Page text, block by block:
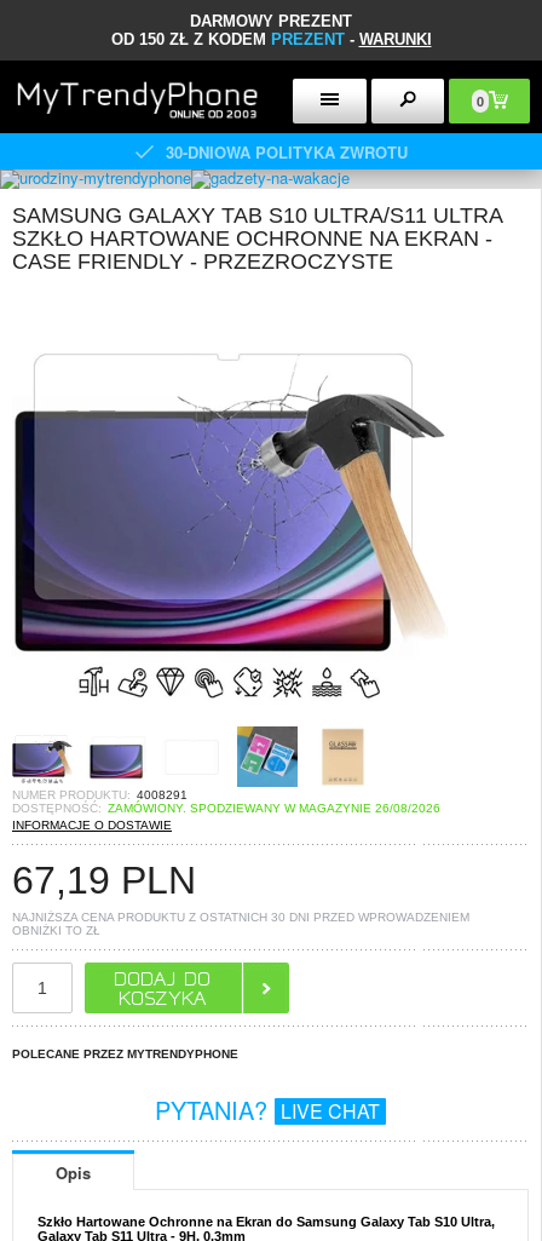
DARMOWY PREZENT
OD 150 ZŁ Z KODEM PREZENT- WARUNKI
0
30-DNIOWA POLITYKA ZWROTU
SAMSUNG GALAXY TAB S10 ULTRA/S11 ULTRA
SZKŁO HARTOWANE OCHRONNE NA EKRAN -
CASE FRIENDLY - PRZEZROCZYSTE
NUMER PRODUKTU: 4008291
DOSTĘPNOŚĆ: ZAMÓWIONY. SPODZIEWANY W MAGAZYNIE 26/08/2026
INFORMACJE O DOSTAWIE
67,19 PLN
NAJNIŻSZA CENA PRODUKTU Z OSTATNICH 30 DNI PRZED WPROWADZENIEM
OBNIŻKI TO ZŁ
POLECANE PRZEZ MYTRENDYPHONE
PYTANIA? LIVE CHAT
Opis
Szkło Hartowane Ochronne na Ekran do Samsung Galaxy Tab S10 Ultra,
Galaxy Tab S11 Ultra - 9H, 0.3mm